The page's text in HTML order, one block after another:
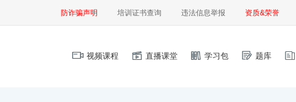
防诈骗声明 培训证书查询 违法信息举报 资质&荣誉
视频课程 直播课堂 学习包 题库